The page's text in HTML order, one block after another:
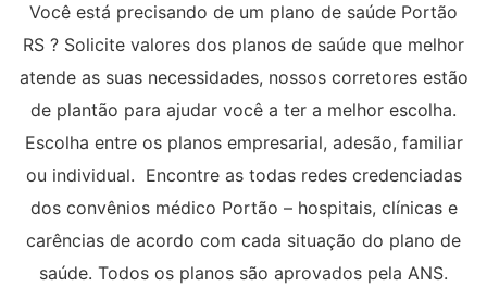
Você está precisando de um plano de saúde Portão
RS ? Solicite valores dos planos de saúde que melhor
atende as suas necessidades, nossos corretores estão
de plantão para ajudar você a ter a melhor escolha.
Escolha entre os planos empresarial, adesão, familiar
ou individual. Encontre as todas redes credenciadas
dos convênios médico Portão – hospitais, clínicas e
carências de acordo com cada situação do plano de
saúde. Todos os planos são aprovados pela ANS.